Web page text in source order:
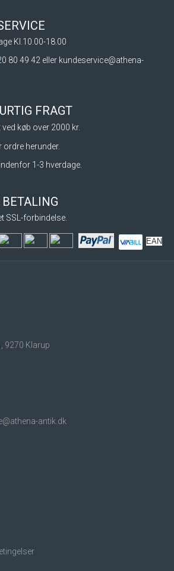
Kl.10.00-18.00
80 49 42 eller kundeservice@athena-
FRAGT
køb over 2000 kr.
ordre herunder.
1-3 hverdage.
SSL-forbindelse.
EAN
9270 Klarup
antik.dk